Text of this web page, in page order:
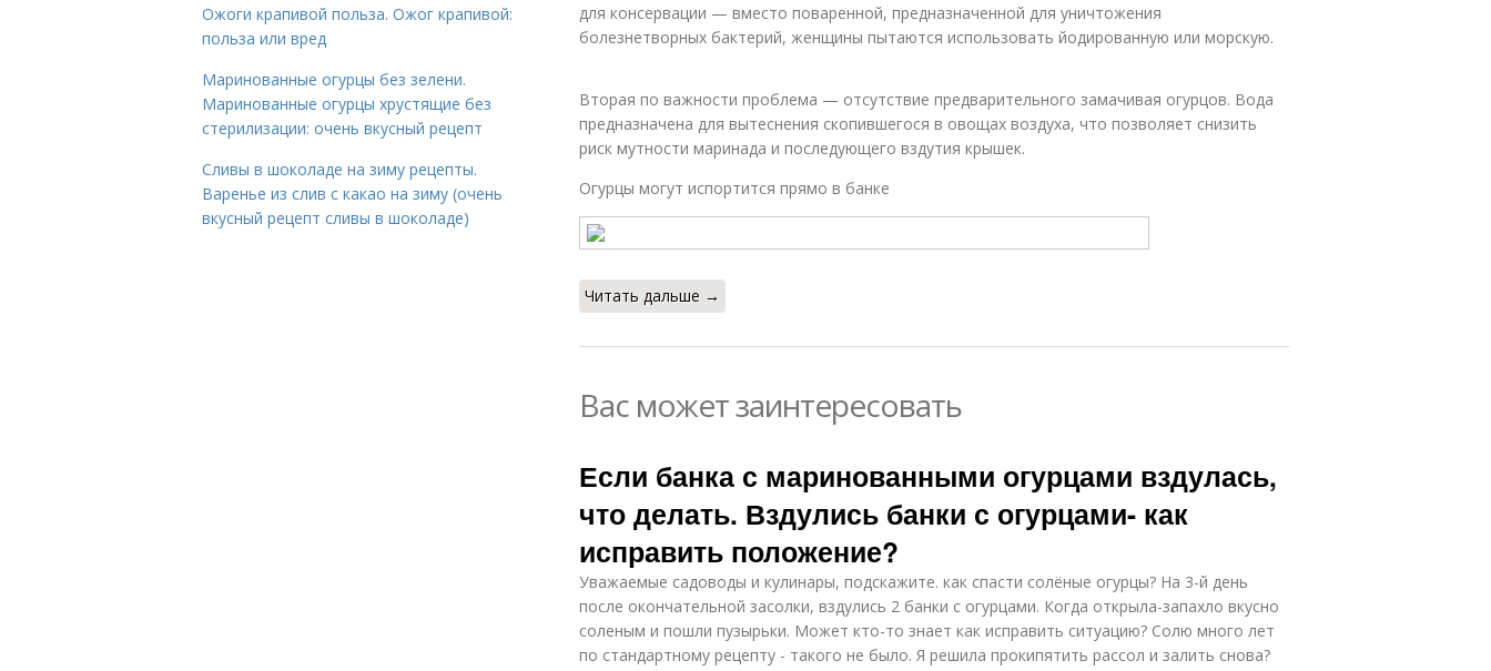
для консервации — вместо поваренной, предназначенной для уничтожения
болезнетворных бактерий, женщины пытаются использовать йодированную или морскую.
Вторая по важности проблема — отсутствие предварительного замачивая огурцов. Вода
предназначена для вытеснения скопившегося в овощах воздуха, что позволяет снизить
риск мутности маринада и последующего вздутия крышек.
Огурцы могут испортится прямо в банке
Читать дальше →
Вас может заинтересовать
Если банка с маринованными огурцами вздулась,
что делать. Вздулись банки с огурцами- как
исправить положение?
Уважаемые садоводы и кулинары, подскажите. как спасти солёные огурцы? На 3-й день
после окончательной засолки, вздулись 2 банки с огурцами. Когда открыла-запахло вкусно
соленым и пошли пузырьки. Может кто-то знает как исправить ситуацию? Солю много лет
по стандартному рецепту - такого не было. Я решила прокипятить рассол и залить снова?
Ожоги крапивой польза. Ожог крапивой:
польза или вред
Маринованные огурцы без зелени.
Маринованные огурцы хрустящие без
стерилизации: очень вкусный рецепт
Сливы в шоколаде на зиму рецепты.
Варенье из слив с какао на зиму (очень
вкусный рецепт сливы в шоколаде)